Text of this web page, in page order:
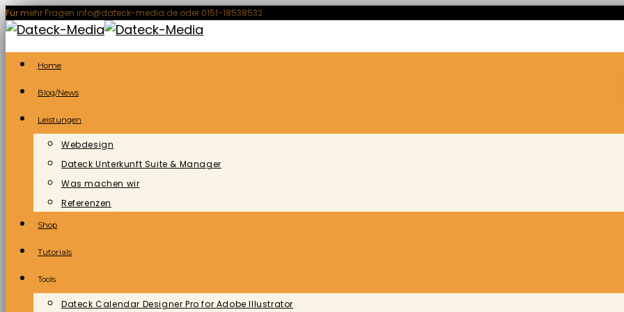
Zum
Inhalt
springen
Für mehr Fragen info@dateck-media.de oder 0151-18538532
Home
Blog/News
Leistungen
Webdesign
Dateck Unterkunft Suite & Manager
Was machen wir
Referenzen
Shop
Tutorials
Tools
Dateck Calendar Designer Pro for Adobe Illustrator